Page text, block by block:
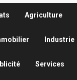
Agriculture
Industrie
Services